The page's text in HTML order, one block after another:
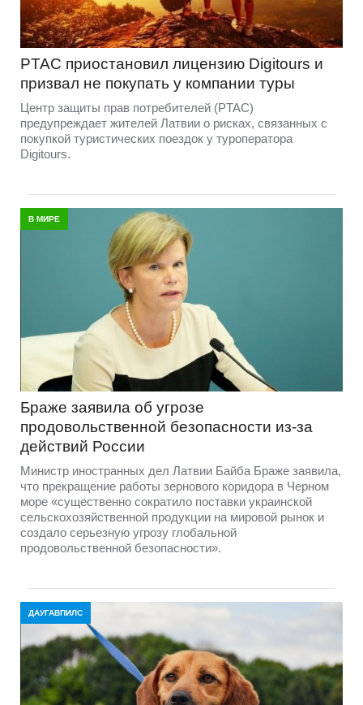
PTAC приостановил лицензию Digitours и
призвал не покупать у компании туры
Центр защиты прав потребителей (PTAC)
предупреждает жителей Латвии о рисках, связанных с
покупкой туристических поездок у туроператора
Digitours.
В МИРЕ
Браже заявила об угрозе
продовольственной безопасности из-за
действий России
Министр иностранных дел Латвии Байба Браже заявила,
что прекращение работы зернового коридора в Черном
море «существенно сократило поставки украинской
сельскохозяйственной продукции на мировой рынок и
создало серьезную угрозу глобальной
продовольственной безопасности».
ДАУГАВПИЛС